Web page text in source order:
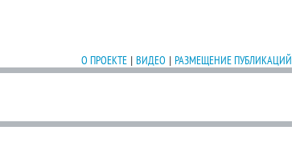
О ПРОЕКТЕ | ВИДЕО | РАЗМЕЩЕНИЕ ПУБЛИКАЦИЙ